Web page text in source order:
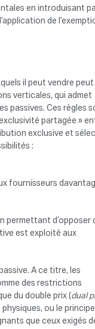
en introduisant
de
il peut vendre peut
verticales, qui admet
passives. Ces règles
partagée »
exclusive et
:
fournisseurs
permettant d’opposer
est exploité aux
A ce titre, les
des restrictions
du double prix (dual
ou le principe
que ceux exigés